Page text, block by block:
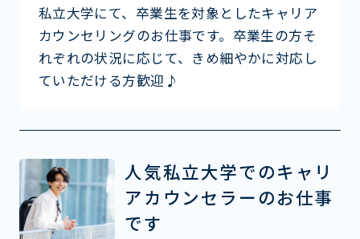
私立大学にて、卒業生を対象としたキャリア
カウンセリングのお仕事です。卒業生の方そ
れぞれの状況に応じて、きめ細やかに対応し
ていただける方歓迎♪
人気私立大学でのキャリ
アカウンセラーのお仕事
です